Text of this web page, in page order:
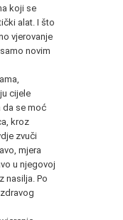
koji se
alat. I što
vjerovanje
novim
cijele
da se moć
kroz
zvuči
mjera
u njegovoj
nasilja. Po